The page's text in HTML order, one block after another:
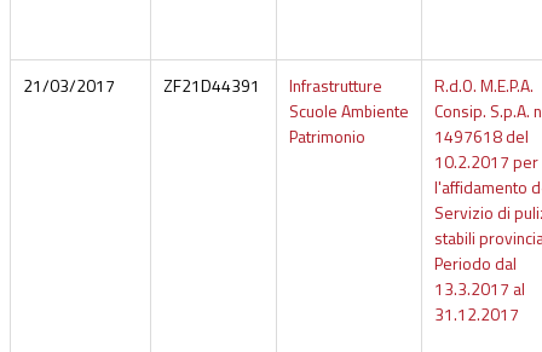
21/03/2017 ZF21D44391
Infrastrutture
Scuole Ambiente
Patrimonio
R.d.O. M.E.P.A.
Consip. S.p.A.
1497618 del
10.2.2017 per
l'affidamento
Servizio di
stabili
Periodo dal
13.3.2017 al
31.12.2017